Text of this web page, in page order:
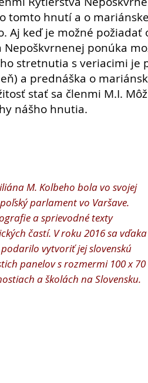
tomto hnutí a o
Aj keď je možné
ponúka
stretnutia s veriacimi je
a prednáška o
stať sa členmi M.I.
nášho hnutia.
M. Kolbeho bola vo svojej
parlament vo Varšave.
a sprievodné texty
častí. V roku 2016 sa vďaka
vytvoriť jej slovenskú
panelov s rozmermi 100 x 70
a školách na Slovensku.